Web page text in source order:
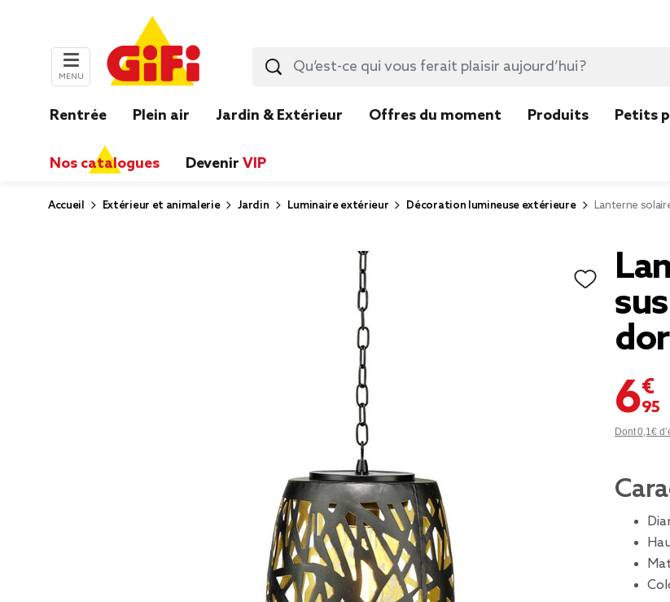
MENU
Rentrée Plein air Jardin & Extérieur Offres du moment Produits Petits
Nos catalogues Devenir VIP
Accueil Extérieur et animalerie Jardin Luminaire extérieur Décoration lumineuse extérieure Lanterne
6,95 €
Dont 0,1€